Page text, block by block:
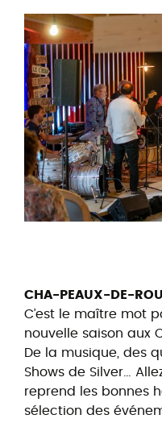
CHA-PEAUX-DE-
C’est le maître mot
nouvelle saison aux
De la musique, des
Shows de Silver…
reprend les bonnes
sélection des